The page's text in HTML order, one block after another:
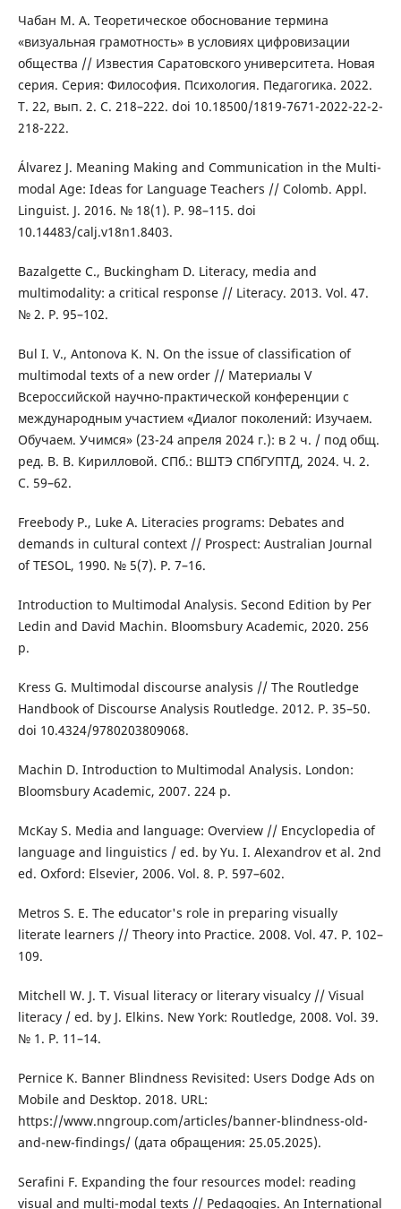
Чабан М. А. Теоретическое обоснование термина
«визуальная грамотность» в условиях цифровизации
общества // Известия Саратовского университета. Новая
серия. Серия: Философия. Психология. Педагогика. 2022.
Т. 22, вып. 2. С. 218–222. doi 10.18500/1819-7671-2022-22-2-
218-222.
Álvarez J. Meaning Making and Communication in the Multi-
modal Age: Ideas for Language Teachers // Colomb. Appl.
Linguist. J. 2016. № 18(1). P. 98–115. doi
10.14483/calj.v18n1.8403.
Bazalgette C., Buckingham D. Literacy, media and
multimodality: a critical response // Literacy. 2013. Vol. 47.
№ 2. P. 95–102.
Bul I. V., Antonova K. N. On the issue of classification of
multimodal texts of a new order // Материалы V
Всероссийской научно-практической конференции с
международным участием «Диалог поколений: Изучаем.
Обучаем. Учимся» (23-24 апреля 2024 г.): в 2 ч. / под общ.
ред. В. В. Кирилловой. СПб.: ВШТЭ СПбГУПТД, 2024. Ч. 2.
С. 59–62.
Freebody P., Luke A. Literacies programs: Debates and
demands in cultural context // Prospect: Australian Journal
of TESOL, 1990. № 5(7). P. 7–16.
Introduction to Multimodal Analysis. Second Edition by Per
Ledin and David Machin. Bloomsbury Academic, 2020. 256
р.
Kress G. Multimodal discourse analysis // The Routledge
Handbook of Discourse Analysis Routledge. 2012. P. 35–50.
doi 10.4324/9780203809068.
Machin D. Introduction to Multimodal Analysis. London:
Bloomsbury Academic, 2007. 224 p.
McKay S. Media and language: Overview // Encyclopedia of
language and linguistics / ed. by Yu. I. Alexandrov et al. 2nd
ed. Oxford: Elsevier, 2006. Vol. 8. P. 597–602.
Metros S. E. The educator's role in preparing visually
literate learners // Theory into Practice. 2008. Vol. 47. P. 102–
109.
Mitchell W. J. T. Visual literacy or literary visualcy // Visual
literacy / ed. by J. Elkins. New York: Routledge, 2008. Vol. 39.
№ 1. P. 11–14.
Pernice K. Banner Blindness Revisited: Users Dodge Ads on
Mobile and Desktop. 2018. URL:
https://www.nngroup.com/articles/banner-blindness-old-
and-new-findings/ (дата обращения: 25.05.2025).
Serafini F. Expanding the four resources model: reading
visual and multi-modal texts // Pedagogies. An International